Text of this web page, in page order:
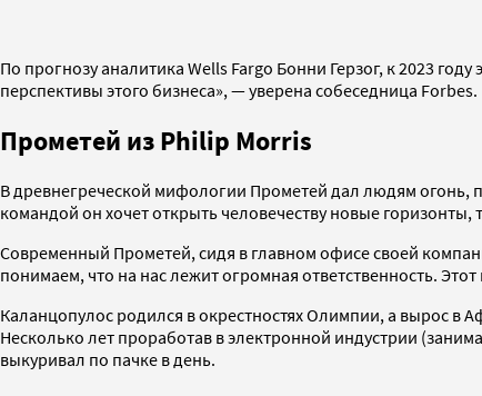
По прогнозу аналитика Wells Fargo Бонни Герзог, к 2023
перспективы этого бизнеса», — уверена собеседница Forbes.
Прометей из Philip Morris
В древнегреческой мифологии Прометей дал людям огонь,
командой он хочет открыть человечеству новые
Современный Прометей, сидя в главном офисе своей
понимаем, что на нас лежит огромная ответственность.
Каланцопулос родился в окрестностях Олимпии, а вырос в
Несколько лет проработав в электронной индустрии
выкуривал по пачке в день.